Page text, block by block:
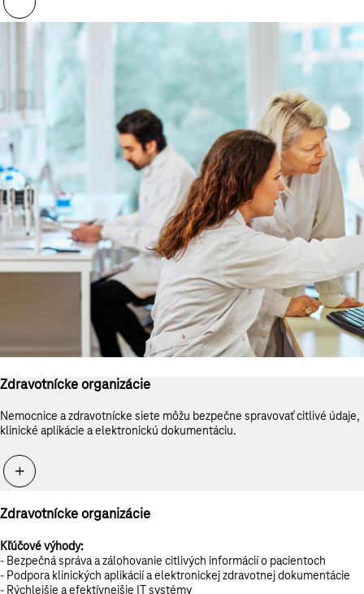
Zdravotnícke organizácie
Nemocnice a zdravotnícke siete môžu bezpečne spravovať citlivé údaje,
klinické aplikácie a elektronickú dokumentáciu.
Zdravotnícke organizácie
Kľúčové výhody:
- Bezpečná správa a zálohovanie citlivých informácií o pacientoch
- Podpora klinických aplikácií a elektronickej zdravotnej dokumentácie
- Rýchlejšie a efektívnejšie IT systémy